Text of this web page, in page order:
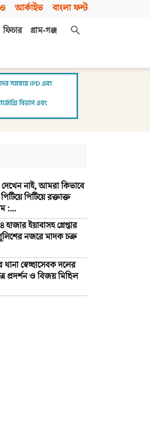
আর্কাইভ বাংলা ফন্ট
ফিচার
গ্রাম-গঞ্জ
নাই, আমরা কিভাবে
পিটিয়ে রক্তাক্ত
:...
ইয়াবাসহ গ্রেপ্তার
নজরে মাদক চক্র
স্বেচ্ছাসেবক দলের
প্রদর্শন ও বিজয় মিছিল